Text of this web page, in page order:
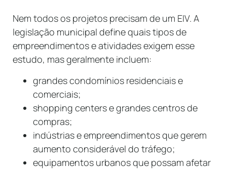
Nem todos os projetos precisam de um EIV. A
legislação municipal define quais tipos de
empreendimentos e atividades exigem esse
estudo, mas geralmente incluem:
grandes condomínios residenciais e
comerciais;
shopping centers e grandes centros de
compras;
indústrias e empreendimentos que gerem
aumento considerável do tráfego;
equipamentos urbanos que possam afetar